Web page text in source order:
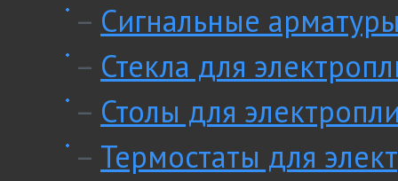
– Сигнальные
– Стекла для
– Столы для
– Термостаты для